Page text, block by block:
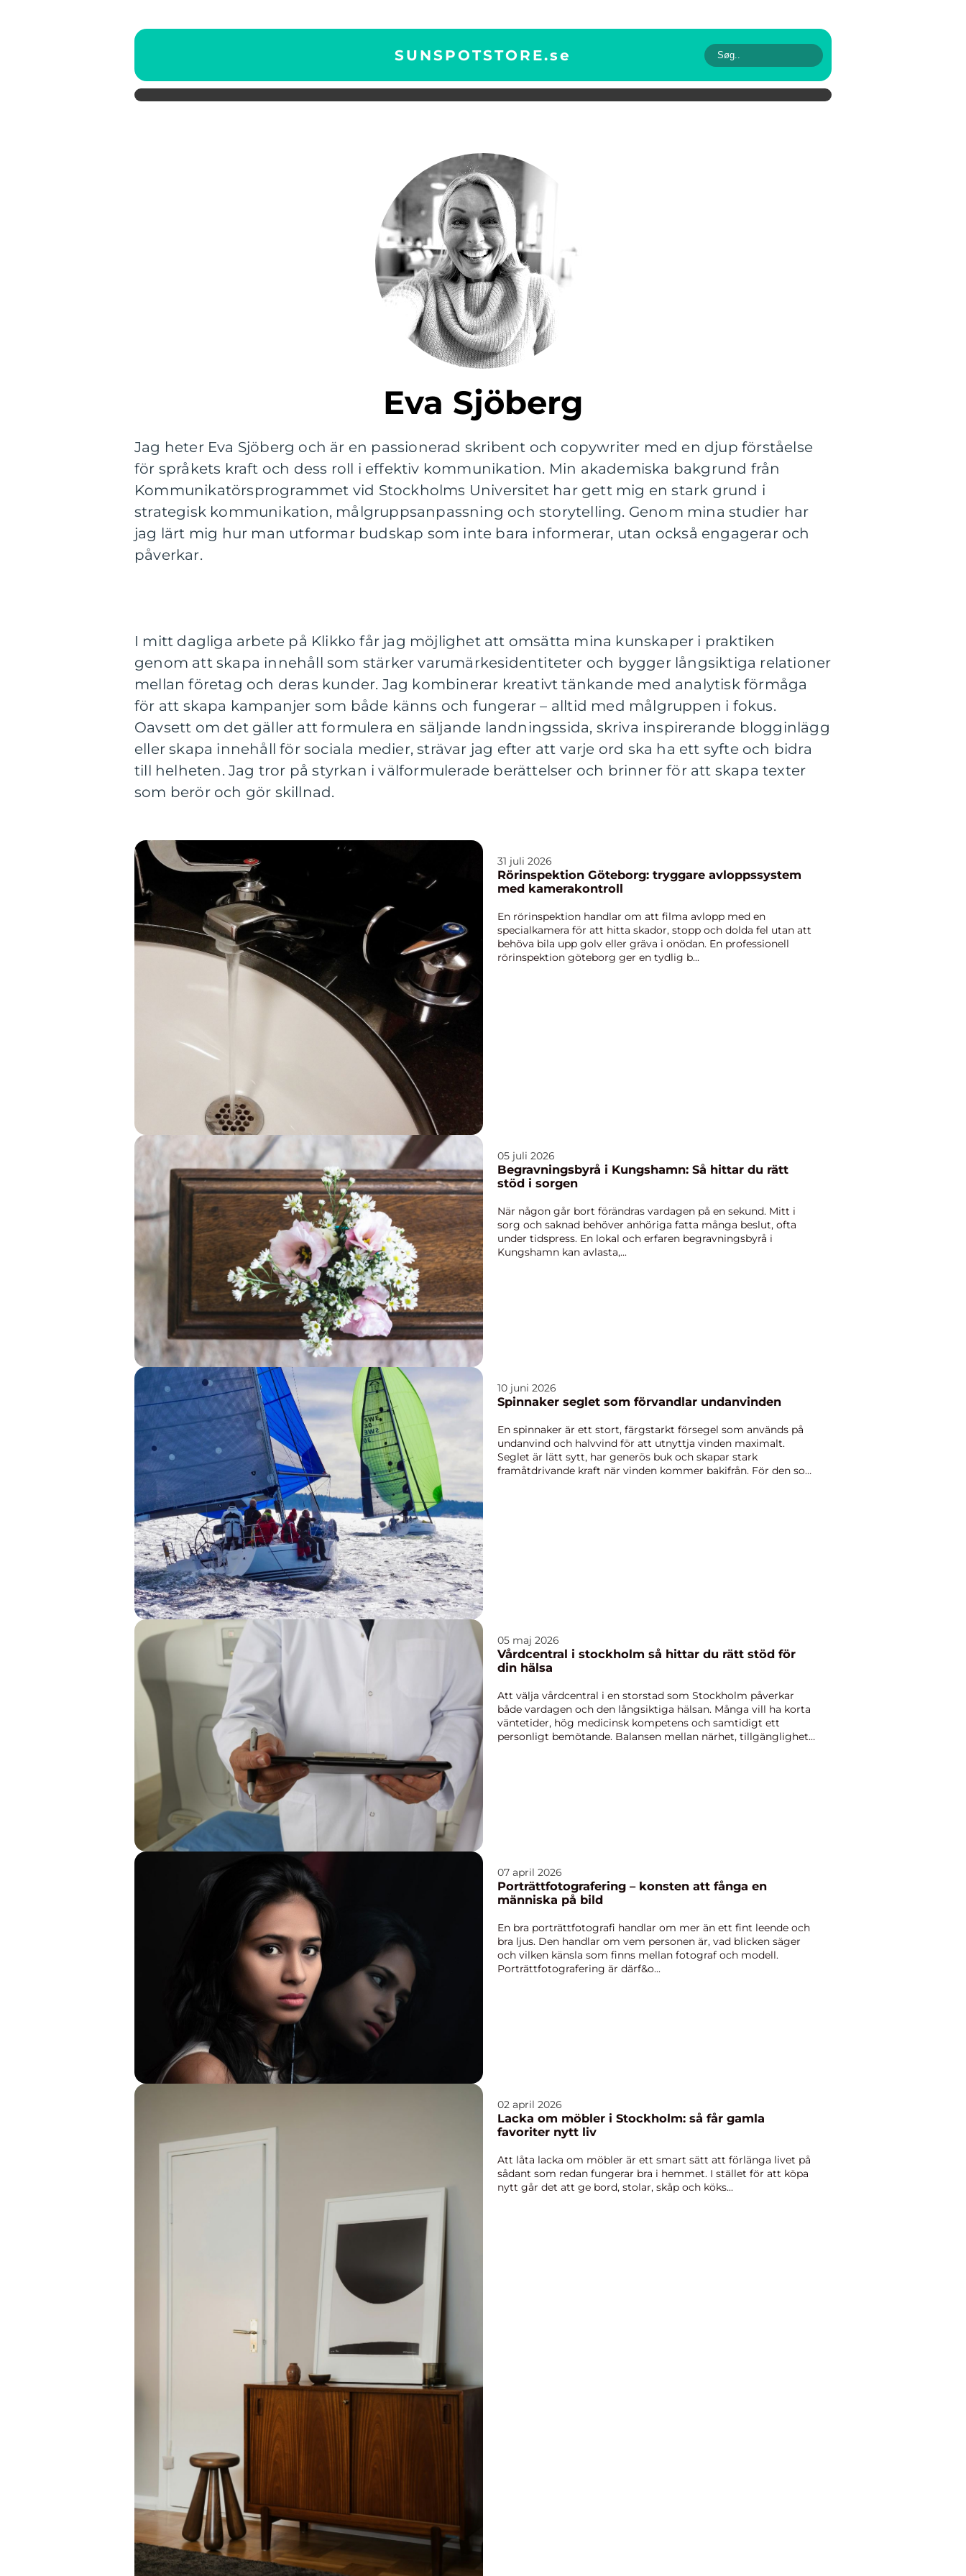
SUNSPOTSTORE.se
Eva Sjöberg
Jag heter Eva Sjöberg och är en passionerad skribent och copywriter med en djup förståelse
för språkets kraft och dess roll i effektiv kommunikation. Min akademiska bakgrund från
Kommunikatörsprogrammet vid Stockholms Universitet har gett mig en stark grund i
strategisk kommunikation, målgruppsanpassning och storytelling. Genom mina studier har
jag lärt mig hur man utformar budskap som inte bara informerar, utan också engagerar och
påverkar.
I mitt dagliga arbete på Klikko får jag möjlighet att omsätta mina kunskaper i praktiken
genom att skapa innehåll som stärker varumärkesidentiteter och bygger långsiktiga relationer
mellan företag och deras kunder. Jag kombinerar kreativt tänkande med analytisk förmåga
för att skapa kampanjer som både känns och fungerar – alltid med målgruppen i fokus.
Oavsett om det gäller att formulera en säljande landningssida, skriva inspirerande blogginlägg
eller skapa innehåll för sociala medier, strävar jag efter att varje ord ska ha ett syfte och bidra
till helheten. Jag tror på styrkan i välformulerade berättelser och brinner för att skapa texter
som berör och gör skillnad.
31 juli 2026
Rörinspektion Göteborg: tryggare avloppssystem
med kamerakontroll
En rörinspektion handlar om att filma avlopp med en
specialkamera för att hitta skador, stopp och dolda fel utan att
behöva bila upp golv eller gräva i onödan. En professionell
rörinspektion göteborg ger en tydlig b...
05 juli 2026
Begravningsbyrå i Kungshamn: Så hittar du rätt
stöd i sorgen
När någon går bort förändras vardagen på en sekund. Mitt i
sorg och saknad behöver anhöriga fatta många beslut, ofta
under tidspress. En lokal och erfaren begravningsbyrå i
Kungshamn kan avlasta,...
10 juni 2026
Spinnaker seglet som förvandlar undanvinden
En spinnaker är ett stort, färgstarkt försegel som används på
undanvind och halvvind för att utnyttja vinden maximalt.
Seglet är lätt sytt, har generös buk och skapar stark
framåtdrivande kraft när vinden kommer bakifrån. För den som
05 maj 2026
Vårdcentral i stockholm så hittar du rätt stöd för
din hälsa
Att välja vårdcentral i en storstad som Stockholm påverkar
både vardagen och den långsiktiga hälsan. Många vill ha korta
väntetider, hög medicinsk kompetens och samtidigt ett
personligt bemötande. Balansen mellan närhet, tillgänglighet
07 april 2026
Porträttfotografering – konsten att fånga en
människa på bild
En bra porträttfotografi handlar om mer än ett fint leende och
bra ljus. Den handlar om vem personen är, vad blicken säger
och vilken känsla som finns mellan fotograf och modell.
Porträttfotografering är därf&o...
02 april 2026
Lacka om möbler i Stockholm: så får gamla
favoriter nytt liv
Att låta lacka om möbler är ett smart sätt att förlänga livet på
sådant som redan fungerar bra i hemmet. I stället för att köpa
nytt går det att ge bord, stolar, skåp och köks...